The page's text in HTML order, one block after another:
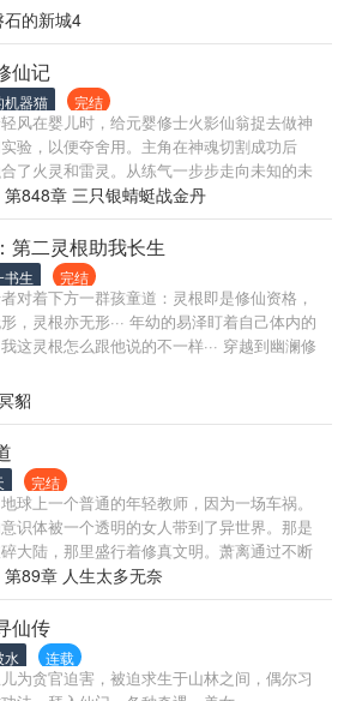
，你可不能再骗我了！ 金刚宗主持：佛门重
而再再而三的打诳语！ 白莲教圣女：渣男，
一个渣男，活该被雷劈死！ ……
的新城4
仙记
机器猫 完结
风在婴儿时，给元婴修士火影仙翁捉去做神
验，以便夺舍用。主角在神魂切割成功后
了火灵和雷灵。从练气一步步走向未知的未
被夺舍的命运。 新作品出炉，欢迎大家前往
阅读我的作品，希望大家能够喜欢，你们的
写作的动力，我会努力讲好每个故事！
第848章 三只银蜻蜓战金丹
第二灵根助我长生
书生 完结
对着下方一群孩童道：灵根即是修仙资格，
，灵根亦无形··· 年幼的易泽盯着自己体内的
这灵根怎么跟他说的不一样··· 穿越到幽澜修
了他的第二灵根，能辅助修炼，推演功法，
药··· 500年后，在青藤的帮助下，易泽顺利成为
残年的结丹修士。 鸟语花香的一片山谷内，
泽与道侣在小湖边相互依偎，小声地说着
天我给你变个戏法怎么样，来点久违的震
以啊，是什么样的震撼？” “嗯，就来个朝入元
吧！”
貂
完结
球上一个普通的年轻教师，因为一场车祸。
识体被一个透明的女人带到了异世界。那是
大陆，那里盛行着修真文明。萧离通过不断
努力站到顶峰，从而改变这个异世界的格
道了这个异世界是是被强者打碎，萧离探究
最后得知这个宇宙最大的秘密。 一群暴戾嗜
大的生物在宇宙中横行，不断摧毁各种文
历经磨难，他要成神、成圣、成帝，他要带
兄弟、仇人，各个族类阻止这场浩劫。 天外
第89章 人生太多无奈
仙传
水 连载
为贪官迫害，被迫求生于山林之间，偶尔习